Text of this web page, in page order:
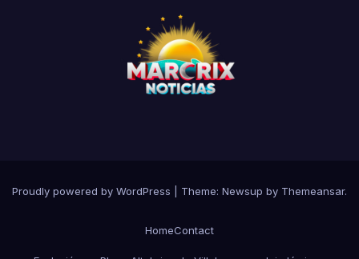
Proudly powered by WordPress Theme: Newsup by Themeansar.
HomeContact